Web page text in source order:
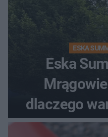
ESKA
Eska
dlaczego